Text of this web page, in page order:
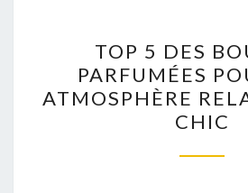
5
DES
POUR
TOP 5 DES
PARFUMÉES
ATMOSPHÈRE
CHIC